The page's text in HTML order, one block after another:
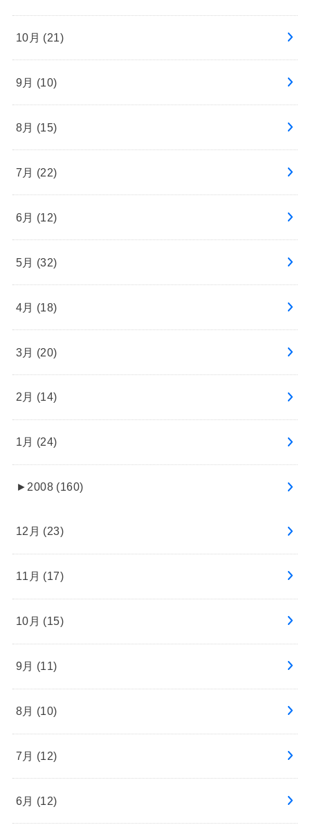
10月 (21)
9月 (10)
8月 (15)
7月 (22)
6月 (12)
5月 (32)
4月 (18)
3月 (20)
2月 (14)
1月 (24)
► 2008 (160)
12月 (23)
11月 (17)
10月 (15)
9月 (11)
8月 (10)
7月 (12)
6月 (12)